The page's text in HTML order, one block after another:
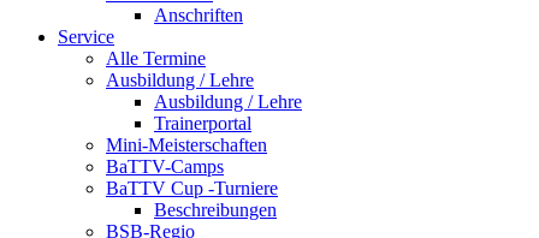
Anschriften
Service
Alle Termine
Ausbildung / Lehre
Ausbildung / Lehre
Trainerportal
Mini-Meisterschaften
BaTTV-Camps
BaTTV Cup -Turniere
Beschreibungen
BSB-Regio